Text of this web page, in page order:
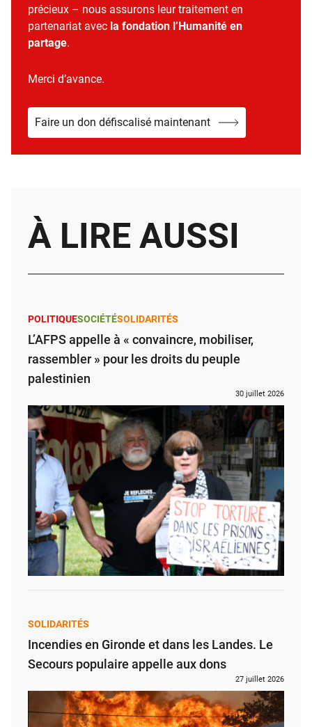
précieux – nous assurons leur traitement en
partenariat avec la fondation l’Humanité en
partage.
Merci d’avance.
Faire un don défiscalisé maintenant
À LIRE AUSSI
POLITIQUESOCIÉTÉSOLIDARITÉS
L’AFPS appelle à « convaincre, mobiliser,
rassembler » pour les droits du peuple
palestinien
30 juillet 2026
SOLIDARITÉS
Incendies en Gironde et dans les Landes. Le
Secours populaire appelle aux dons
27 juillet 2026